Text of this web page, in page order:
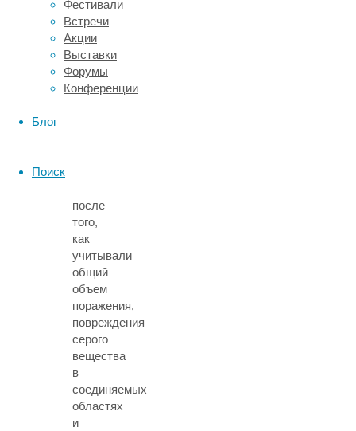
Фестивали
Встречи
Акции
Выставки
Форумы
Конференции
Блог
Поиск
нейронного
представления
знаний
о
цвете
в
после
того,
как
учитывали
общий
объем
поражения,
повреждения
серого
вещества
в
соединяемых
областях
и